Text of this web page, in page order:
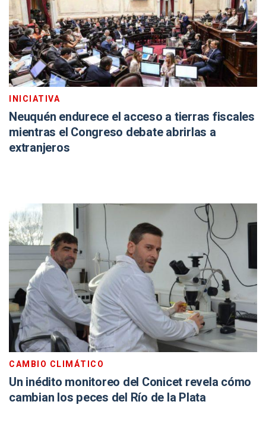
INICIATIVA
Neuquén endurece el acceso a tierras fiscales
mientras el Congreso debate abrirlas a
extranjeros
CAMBIO CLIMÁTICO
Un inédito monitoreo del Conicet revela cómo
cambian los peces del Río de la Plata